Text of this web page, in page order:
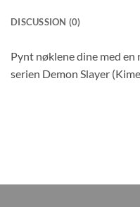
DISCUSSION (0)
Pynt nøklene dine med
serien Demon Slayer